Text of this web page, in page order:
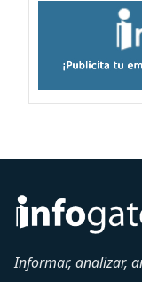
Informar, analizar,